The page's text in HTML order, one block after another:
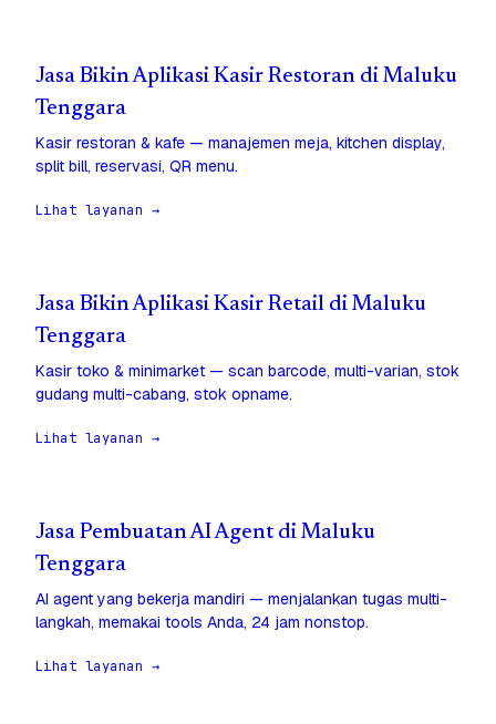
Jasa Bikin Aplikasi Kasir Restoran di Maluku
Tenggara
Kasir restoran & kafe — manajemen meja, kitchen display,
split bill, reservasi, QR menu.
Lihat layanan →
Jasa Bikin Aplikasi Kasir Retail di Maluku
Tenggara
Kasir toko & minimarket — scan barcode, multi-varian, stok
gudang multi-cabang, stok opname.
Lihat layanan →
Jasa Pembuatan AI Agent di Maluku
Tenggara
AI agent yang bekerja mandiri — menjalankan tugas multi-
langkah, memakai tools Anda, 24 jam nonstop.
Lihat layanan →